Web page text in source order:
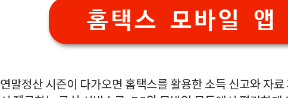
홈택스 모바일 앱
연말정산 시즌이 다가오면 홈택스를 활용한 소득 신고와 자